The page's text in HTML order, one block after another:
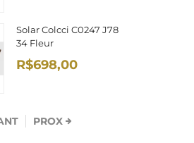
Solar Colcci C0247 J78
34 Fleur
R$698,00
PROX